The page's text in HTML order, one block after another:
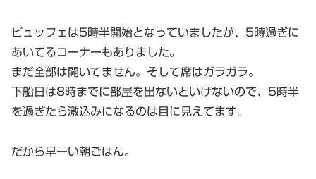
ビュッフェは5時半開始となっていましたが、5時過ぎに
あいてるコーナーもありました。
まだ全部は開いてません。そして席はガラガラ。
下船日は8時までに部屋を出ないといけないので、5時半
を過ぎたら激込みになるのは目に見えてます。
だから早ーい朝ごはん。